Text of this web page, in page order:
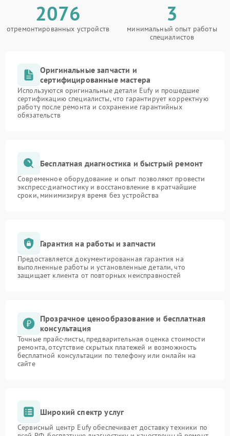
2076
отремонтированных устройств
3
минимальный опыт работы
специалистов
Оригинальные запчасти и
сертифицированные мастера
Используются оригинальные детали Eufy и прошедшие
сертификацию специалисты, что гарантирует корректную
работу после ремонта и сохранение гарантийных
обязательств
Бесплатная диагностика и быстрый ремонт
Современное оборудование и опыт позволяют провести
экспресс-диагностику и восстановление в кратчайшие
сроки, минимизируя время без устройства
Гарантия на работы и запчасти
Предоставляется документированная гарантия на
выполненные работы и установленные детали, что
защищает клиента от повторных неисправностей
Прозрачное ценообразование и бесплатная
консультация
Точные прайс-листы, предварительная оценка стоимости
ремонта, отсутствие скрытых платежей и возможность
бесплатной консультации по телефону или онлайн на
сайте
Широкий спектр услуг
Сервисный центр Eufy обеспечивает доставку техники по